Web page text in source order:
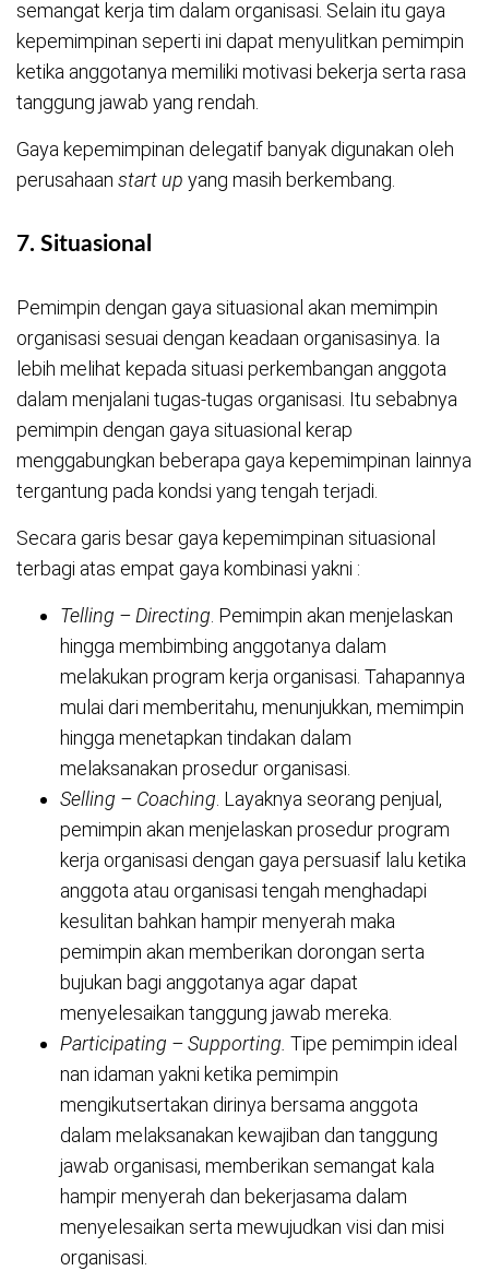
semangat kerja tim dalam organisasi. Selain itu gaya
kepemimpinan seperti ini dapat menyulitkan pemimpin
ketika anggotanya memiliki motivasi bekerja serta rasa
tanggung jawab yang rendah.
Gaya kepemimpinan delegatif banyak digunakan oleh
perusahaan start up yang masih berkembang.
7. Situasional
Pemimpin dengan gaya situasional akan memimpin
organisasi sesuai dengan keadaan organisasinya. Ia
lebih melihat kepada situasi perkembangan anggota
dalam menjalani tugas-tugas organisasi. Itu sebabnya
pemimpin dengan gaya situasional kerap
menggabungkan beberapa gaya kepemimpinan lainnya
tergantung pada kondsi yang tengah terjadi.
Secara garis besar gaya kepemimpinan situasional
terbagi atas empat gaya kombinasi yakni :
Telling – Directing . Pemimpin akan menjelaskan
hingga membimbing anggotanya dalam
melakukan program kerja organisasi. Tahapannya
mulai dari memberitahu, menunjukkan, memimpin
hingga menetapkan tindakan dalam
melaksanakan prosedur organisasi.
Selling – Coaching . Layaknya seorang penjual,
pemimpin akan menjelaskan prosedur program
kerja organisasi dengan gaya persuasif lalu ketika
anggota atau organisasi tengah menghadapi
kesulitan bahkan hampir menyerah maka
pemimpin akan memberikan dorongan serta
bujukan bagi anggotanya agar dapat
menyelesaikan tanggung jawab mereka.
Participating – Supporting. Tipe pemimpin ideal
nan idaman yakni ketika pemimpin
mengikutsertakan dirinya bersama anggota
dalam melaksanakan kewajiban dan tanggung
jawab organisasi, memberikan semangat kala
hampir menyerah dan bekerjasama dalam
menyelesaikan serta mewujudkan visi dan misi
organisasi.